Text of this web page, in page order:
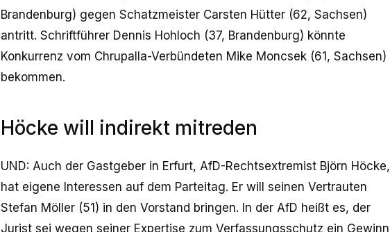
Brandenburg) gegen Schatzmeister Carsten Hütter (62, Sachsen)
antritt. Schriftführer Dennis Hohloch (37, Brandenburg) könnte
Konkurrenz vom Chrupalla-Verbündeten Mike Moncsek (61, Sachsen)
bekommen.
Höcke will indirekt mitreden
UND: Auch der Gastgeber in Erfurt, AfD-Rechtsextremist Björn Höcke,
hat eigene Interessen auf dem Parteitag. Er will seinen Vertrauten
Stefan Möller (51) in den Vorstand bringen. In der AfD heißt es, der
Jurist sei wegen seiner Expertise zum Verfassungsschutz ein Gewinn